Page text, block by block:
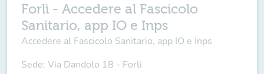
Forlì - Accedere al Fascicolo
Sanitario, app IO e Inps
Accedere al Fascicolo Sanitario, app IO e Inps
Sede: Via Dandolo 18 - Forlì